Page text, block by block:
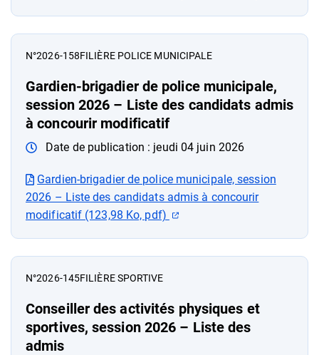
N°2026-158FILIÈRE POLICE MUNICIPALE
Gardien-brigadier de police municipale,
session 2026 – Liste des candidats admis
à concourir modificatif
Date de publication : jeudi 04 juin 2026
Gardien-brigadier de police municipale, session
2026 – Liste des candidats admis à concourir
modificatif (123,98 Ko, pdf)
(ouverture dans un nouvel
N°2026-145FILIÈRE SPORTIVE
Conseiller des activités physiques et
sportives, session 2026 – Liste des
admis